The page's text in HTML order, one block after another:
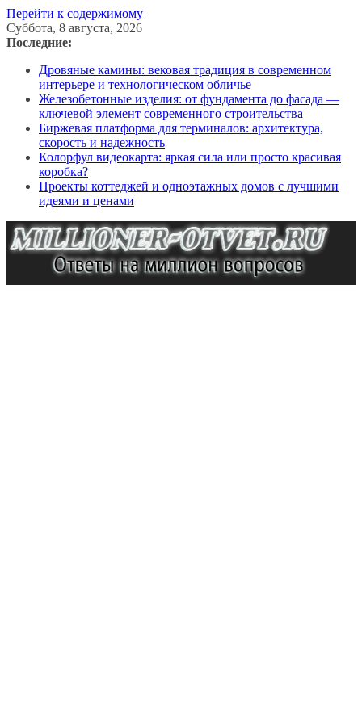
Перейти к содержимому
Суббота, 8 августа, 2026
Последние:
Дровяные камины: вековая традиция в современном
интерьере и технологическом обличье
Железобетонные изделия: от фундамента до фасада —
ключевой элемент современного строительства
Биржевая платформа для терминалов: архитектура,
скорость и надежность
Колорфул видеокарта: яркая сила или просто красивая
коробка?
Проекты коттеджей и одноэтажных домов с лучшими
идеями и ценами